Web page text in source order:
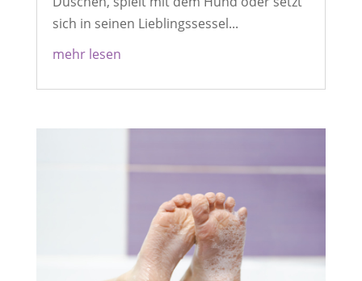
sich in seinen Lieblingssessel...
mehr lesen